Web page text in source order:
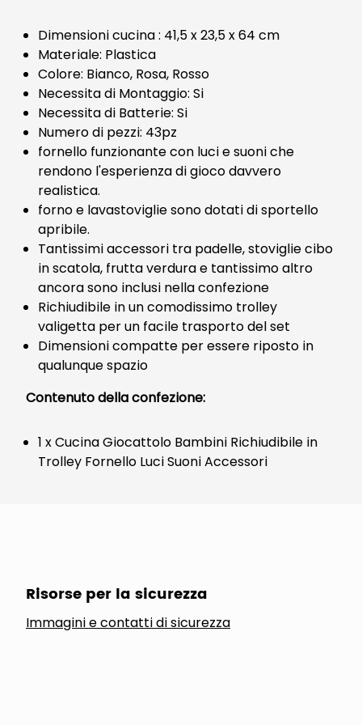
Dimensioni cucina : 41,5 x 23,5 x 64 cm
Materiale: Plastica
Colore: Bianco, Rosa, Rosso
Necessita di Montaggio: Si
Necessita di Batterie: Si
Numero di pezzi: 43pz
fornello funzionante con luci e suoni che
rendono l'esperienza di gioco davvero
realistica.
forno e lavastoviglie sono dotati di sportello
apribile.
Tantissimi accessori tra padelle, stoviglie cibo
in scatola, frutta verdura e tantissimo altro
ancora sono inclusi nella confezione
Richiudibile in un comodissimo trolley
valigetta per un facile trasporto del set
Dimensioni compatte per essere riposto in
qualunque spazio
Contenuto della confezione:
1 x Cucina Giocattolo Bambini Richiudibile in
Trolley Fornello Luci Suoni Accessori
Risorse per la sicurezza
Immagini e contatti di sicurezza